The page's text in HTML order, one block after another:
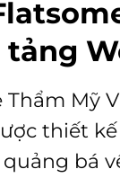
Thẩm Mỹ
thiết
bá